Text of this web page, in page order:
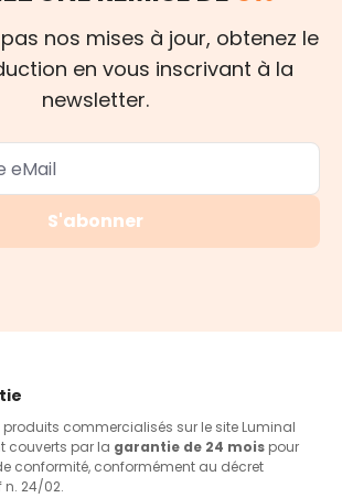
nos mises à jour, obtenez le
en vous inscrivant à la
newsletter.
S'abonner
produits commercialisés sur le site Luminal
couverts par la garantie de 24 mois pour
conformité, conformément au décret
n. 24/02.